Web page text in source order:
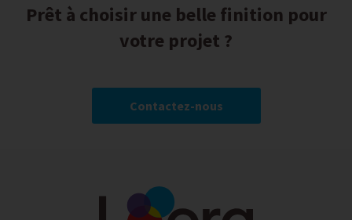
Prêt à choisir une belle finition pour
votre projet ?
Contactez-nous